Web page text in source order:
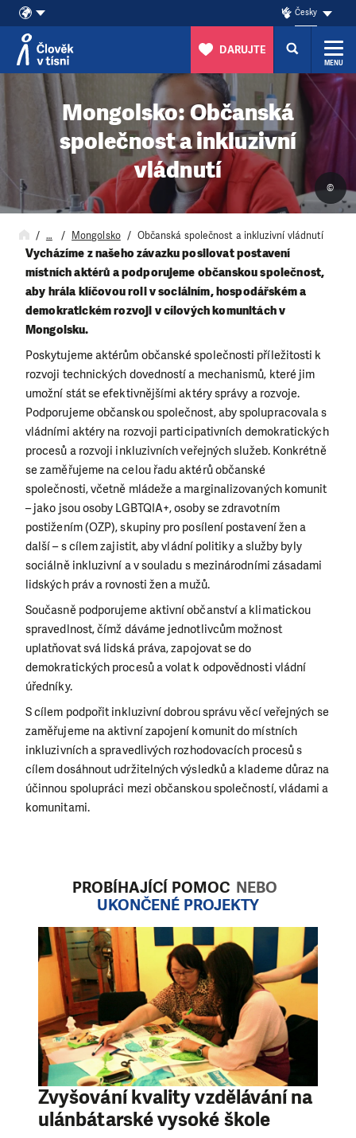
Přeskočit na obsah
Česky
DARUJTE
MENU
Mongolsko: Občanská
společnost a inkluzivní
vládnutí
©
… Mongolsko Občanská společnost a inkluzivní vládnutí
Vycházíme z našeho závazku posilovat postavení
místních aktérů a podporujeme občanskou společnost,
aby hrála klíčovou roli v sociálním, hospodářském a
demokratickém rozvoji v cílových komunitách v
Mongolsku.
Poskytujeme aktérům občanské společnosti příležitosti k
rozvoji technických dovedností a mechanismů, které jim
umožní stát se efektivnějšími aktéry správy a rozvoje.
Podporujeme občanskou společnost, aby spolupracovala s
vládními aktéry na rozvoji participativních demokratických
procesů a rozvoji inkluzivních veřejných služeb. Konkrétně
se zaměřujeme na celou řadu aktérů občanské
společnosti, včetně mládeže a marginalizovaných komunit
– jako jsou osoby LGBTQIA+, osoby se zdravotním
postižením (OZP), skupiny pro posílení postavení žen a
další – s cílem zajistit, aby vládní politiky a služby byly
sociálně inkluzivní a v souladu s mezinárodními zásadami
lidských práv a rovnosti žen a mužů.
Současně podporujeme aktivní občanství a klimatickou
spravedlnost, čímž dáváme jednotlivcům možnost
uplatňovat svá lidská práva, zapojovat se do
demokratických procesů a volat k odpovědnosti vládní
úředníky.
S cílem podpořit inkluzivní dobrou správu věcí veřejných se
zaměřujeme na aktivní zapojení komunit do místních
inkluzivních a spravedlivých rozhodovacích procesů s
cílem dosáhnout udržitelných výsledků a klademe důraz na
účinnou spolupráci mezi občanskou společností, vládami a
komunitami.
PROBÍHAJÍCÍ POMOC NEBO
UKONČENÉ PROJEKTY
Zvyšování kvality vzdělávání na
ulánbátarské vysoké škole